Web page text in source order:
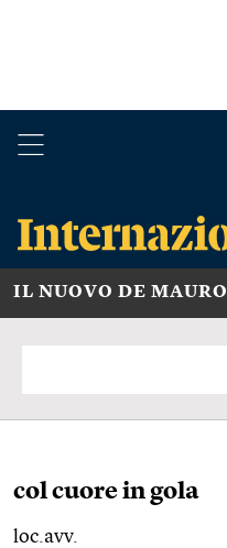
IL NUOVO DE MAURO
col cuore in gola
loc.avv.